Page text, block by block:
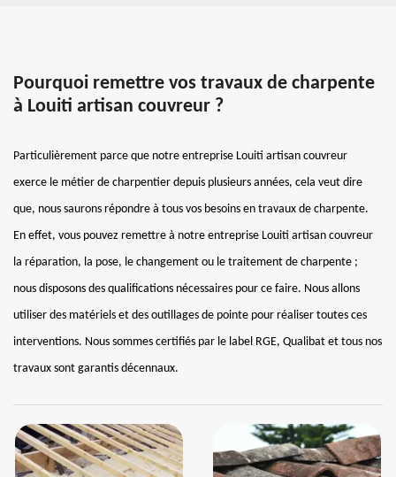
Pourquoi remettre vos travaux de charpente
à Louiti artisan couvreur ?
Particulièrement parce que notre entreprise Louiti artisan couvreur
exerce le métier de charpentier depuis plusieurs années, cela veut dire
que, nous saurons répondre à tous vos besoins en travaux de charpente.
En effet, vous pouvez remettre à notre entreprise Louiti artisan couvreur
la réparation, la pose, le changement ou le traitement de charpente ;
nous disposons des qualifications nécessaires pour ce faire. Nous allons
utiliser des matériels et des outillages de pointe pour réaliser toutes ces
interventions. Nous sommes certifiés par le label RGE, Qualibat et tous nos
travaux sont garantis décennaux.